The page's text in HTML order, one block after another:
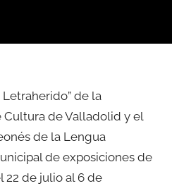
de la
Cultura de Valladolid y el
de la Lengua
de exposiciones de
22 de julio al 6 de